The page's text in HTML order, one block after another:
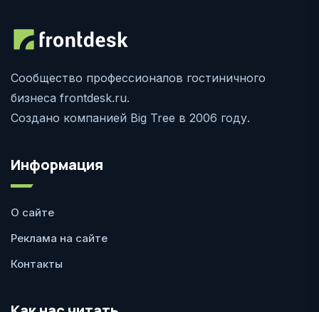
Сообщество профессионалов гостиничного
бизнеса frontdesk.ru.
Создано компанией Big Tree в 2006 году.
Информация
О сайте
Реклама на сайте
Контакты